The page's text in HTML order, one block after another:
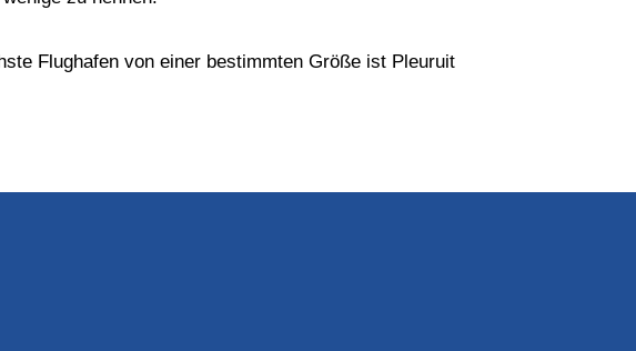
Flughafen von einer bestimmten Größe ist Pleuruit